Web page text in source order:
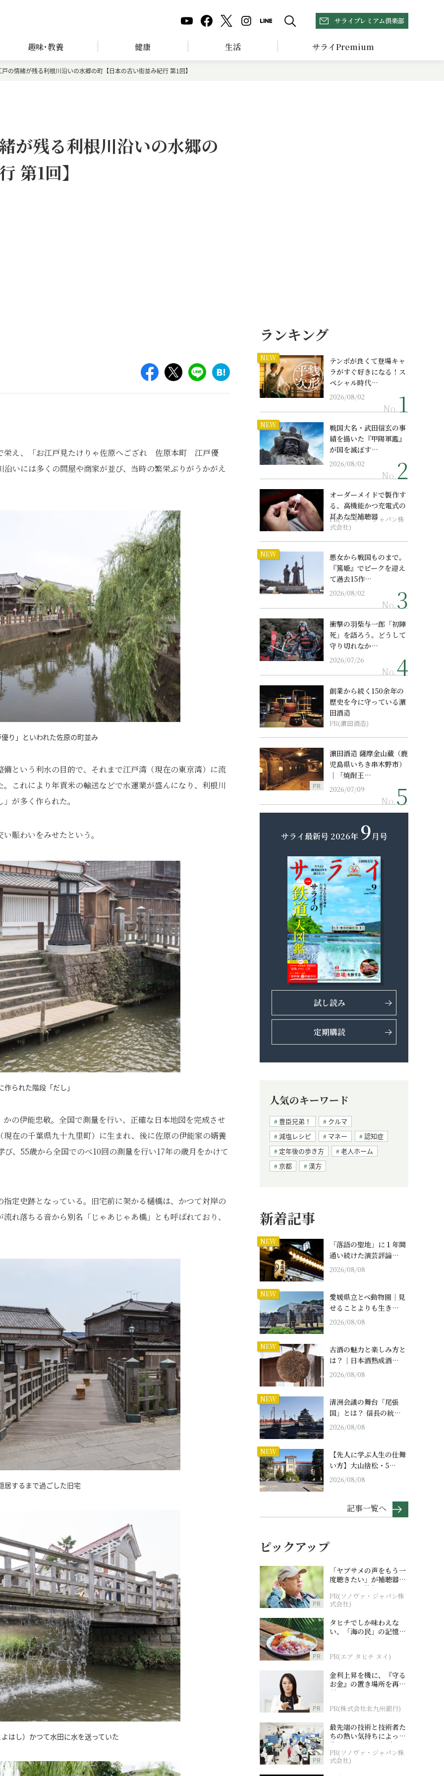
サライプレミアム倶楽部
趣味･教養 健康 生活 サライPremium
の情緒が残る利根川沿いの水郷の町【日本の古い街並み紀行 第1回】
が残る利根川沿いの水郷の
第1回】
栄え、「お江戸見たけりゃ佐原へござれ 佐原本町 江戸優
いには多くの問屋や商家が並び、当時の繁栄ぶりがうかがえ
り」といわれた佐原の町並み
という利水の目的で、それまで江戸湾（現在の東京湾）に流
これにより年貢米の輸送などで水運業が盛んになり、利根川
が多く作られた。
賑わいをみせたという。
作られた階段「だし」
の伊能忠敬。全国で測量を行い、正確な日本地図を完成させ
在の千葉県九十九里町）に生まれ、後に佐原の伊能家の婿養
、55歳から全国でのべ10回の測量を行い17年の歳月をかけて
定史跡となっている。旧宅前に架かる樋橋は、かつて対岸の
れ落ちる音から別名「じゃあじゃあ橋」とも呼ばれており、
居するまで過ごした旧宅
はし）かつて水田に水を送っていた
ランキング
NEW
テンポが良くて登場キャ
ラがすぐ好きになる！ス
ペシャル時代…
2026/08/02
No.
NEW
戦国大名・武田信玄の事
績を描いた『甲陽軍鑑』
が国を滅ぼす…
2026/08/02
No.
オーダーメイドで製作す
る、高機能かつ充電式の
耳あな型補聴器
PR(ソノヴァ・ジャパン株
式会社)
NEW
悪女から戦国ものまで。
『篤姫』でピークを迎え
て過去15作…
2026/08/02
No.
衝撃の羽柴与一郎「初陣
死」を語ろう。どうして
守り切れなか…
2026/07/26
No.
創業から続く150余年の
歴史を今に守っている濵
田酒造
PR(濵田酒造)
PR
濵田酒造 薩摩金山蔵（鹿
児島県いちき串木野市）
｜「焼酎王…
2026/07/09
No.
サライ最新号 2026年 9月号
試し読み
定期購読
人気のキーワード
豊臣兄弟！
クルマ
減塩レシピ
マネー
認知症
定年後の歩き方
老人ホーム
京都
漢方
新着記事
NEW
「落語の聖地」に１年間
通い続けた演芸評論…
2026/08/08
NEW
愛媛県立とべ動物園｜見
せることよりも生き…
2026/08/08
NEW
古酒の魅力と楽しみ方と
は？｜日本酒熟成酒…
2026/08/08
NEW
清洲会議の舞台「尾張
国」とは？ 信長の統…
2026/08/08
NEW
【先人に学ぶ人生の仕舞
い方】大山捨松・5…
2026/08/08
記事一覧へ
ピックアップ
PR
「ヤブサメの声をもう一
度聴きたい」が補聴器チ
ャレンジの後押しに
PR(ソノヴァ・ジャパン株
式会社)
PR
タヒチでしか味わえな
い、「海の民」の記憶へ
とつながる旅
PR(エア タヒチ ヌイ)
PR
金利上昇を機に、『守る
お金』の置き場所を再検
討
PR(株式会社北九州銀行)
PR
最先端の技術と技術者た
ちの熱い気持ちによって
作られているオーダーメ
イド補聴器
PR(ソノヴァ・ジャパン株
式会社)